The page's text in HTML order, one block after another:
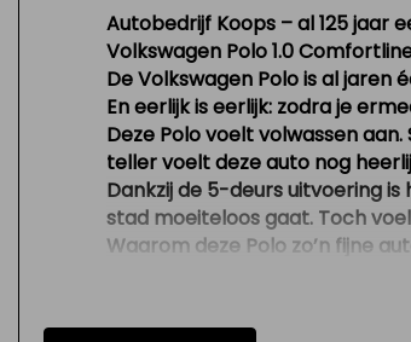
Autobedrijf Koops – al 125 jaar
Volkswagen Polo 1.0
De Volkswagen Polo is al jaren
En eerlijk is eerlijk: zodra je
Deze Polo voelt volwassen
teller voelt deze auto nog
Dankzij de 5-deurs uitvoeringis
stad moeiteloos gaat. Toch
Waarom deze Polo zo’n fijne
Airco & cruise control